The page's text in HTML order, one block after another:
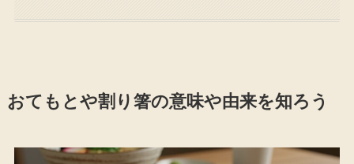
おてもとや割り箸の意味や由来を知ろう